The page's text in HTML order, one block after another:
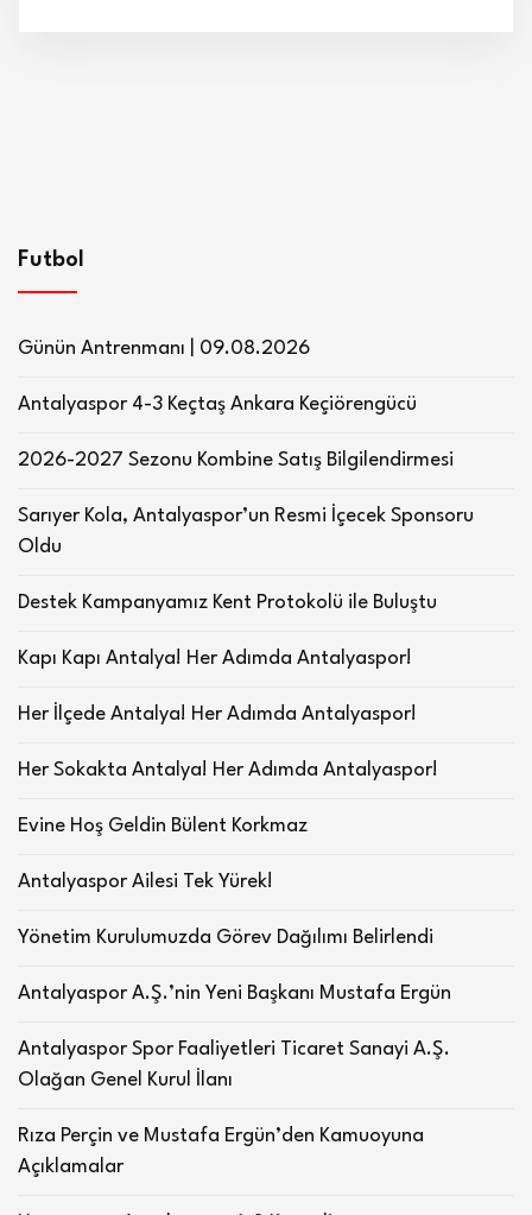
Futbol
Günün Antrenmanı | 09.08.2026
Antalyaspor 4-3 Keçtaş Ankara Keçiörengücü
2026-2027 Sezonu Kombine Satış Bilgilendirmesi
Sarıyer Kola, Antalyaspor’un Resmi İçecek Sponsoru
Oldu
Destek Kampanyamız Kent Protokolü ile Buluştu
Kapı Kapı Antalya! Her Adımda Antalyaspor!
Her İlçede Antalya! Her Adımda Antalyaspor!
Her Sokakta Antalya! Her Adımda Antalyaspor!
Evine Hoş Geldin Bülent Korkmaz
Antalyaspor Ailesi Tek Yürek!
Yönetim Kurulumuzda Görev Dağılımı Belirlendi
Antalyaspor A.Ş.’nin Yeni Başkanı Mustafa Ergün
Antalyaspor Spor Faaliyetleri Ticaret Sanayi A.Ş.
Olağan Genel Kurul İlanı
Rıza Perçin ve Mustafa Ergün’den Kamuoyuna
Açıklamalar